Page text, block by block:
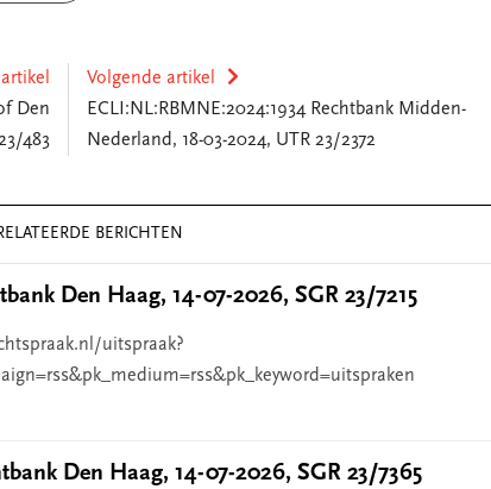
Den
483
Volgende artikel
ECLI:NL:RBMNE:2024:1934 Rechtbank Midden-
Nederland, 18-03-2024, UTR 23/2372
BERICHTEN
Den Haag, 14-07-2026, SGR 23/7215
uitspraak?
Den Haag, 14-07-2026, SGR 23/7365